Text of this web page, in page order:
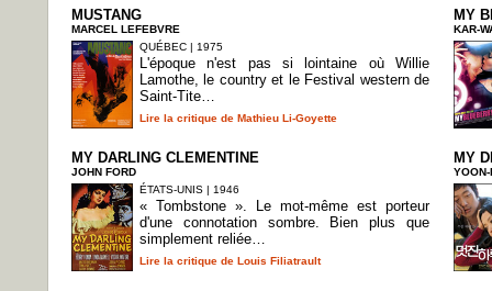
MUSTANG
MARCEL LEFEBVRE
QUÉBEC | 1975
L'époque n'est pas si lointaine où Willie
Lamothe, le country et le Festival western de
Saint-Tite…
Lire la critique de Mathieu Li-Goyette
MY
KAR-
MY DARLING CLEMENTINE
JOHN FORD
ÉTATS-UNIS | 1946
« Tombstone ». Le mot-même est porteur
d'une connotation sombre. Bien plus que
simplement reliée…
Lire la critique de Louis Filiatrault
MY